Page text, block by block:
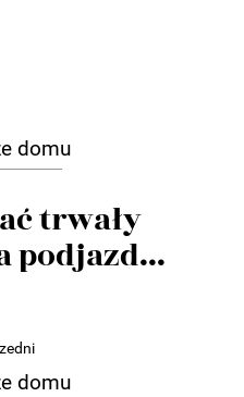
domu
trwały
podjazd...
domu